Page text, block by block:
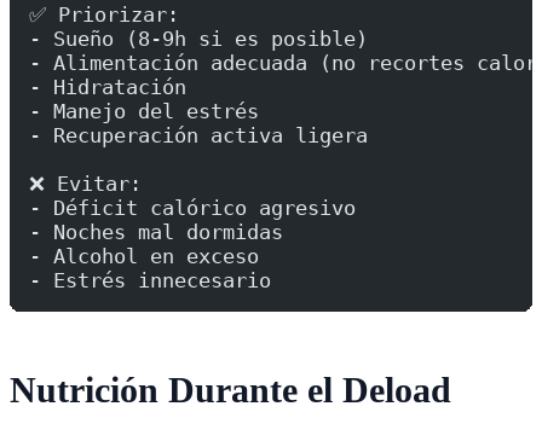
✅ Priorizar:
- Sueño (8-9h si es posible)
- Alimentación adecuada (no recortes
- Hidratación
- Manejo del estrés
- Recuperación activa ligera
❌ Evitar:
- Déficit calórico agresivo
- Noches mal dormidas
- Alcohol en exceso
- Estrés innecesario
Nutrición Durante el Deload